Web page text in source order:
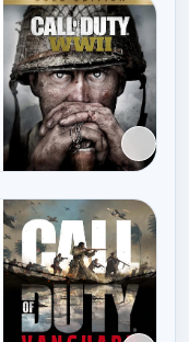
برای افزودن وارد شوید